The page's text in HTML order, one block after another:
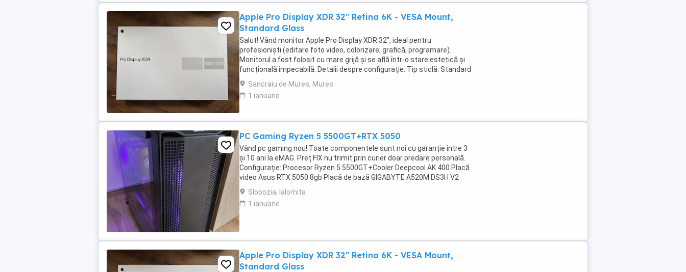
Apple Pro Display XDR 32" Retina 6K - VESA Mount,
Standard Glass
Salut! Vând monitor Apple Pro Display XDR 32", ideal pentru
profesioniști (editare foto video, colorizare, grafică, programare).
Monitorul a fost folosit cu mare grijă și se află într-o stare estetică și
funcțională impecabilă. Detalii despre configurație: Tip sticlă: Standard
Glass. Prindere: ...
Sancraiu de Mures, Mures
1 ianuarie
PC Gaming Ryzen 5 5500GT+RTX 5050
Vând pc gaming nou! Toate componentele sunt noi cu garanție între 3
și 10 ani la eMAG. Preț FIX nu trimit prin curier doar predare personală.
Configurație: Procesor Ryzen 5 5500GT+Cooler Deepcool AK 400 Placă
video Asus RTX 5050 8gb Placă de bază GIGABYTE A520M DS3H V2
Memorie ram Kingston Fury Beast ...
Slobozia, Ialomita
1 ianuarie
Apple Pro Display XDR 32" Retina 6K - VESA Mount,
Standard Glass